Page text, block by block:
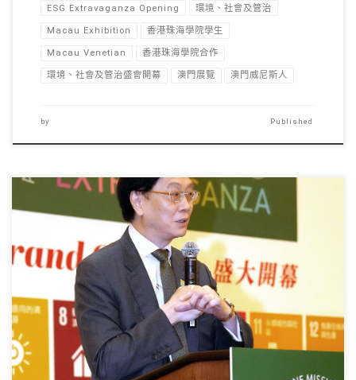
ESG Extravaganza Opening 環境、社會及管治
Macau Exhibition 香港珠海學院學生
Macau Venetian 香港珠海學院合作
環境、社會及管治盛會開幕 澳門展覽 澳門威尼斯人
by Published
5月14日至17日， […]